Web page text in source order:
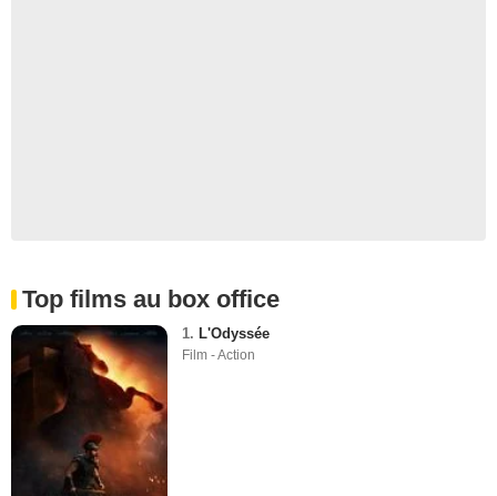
Top films au box office
1. L'Odyssée
Film - Action